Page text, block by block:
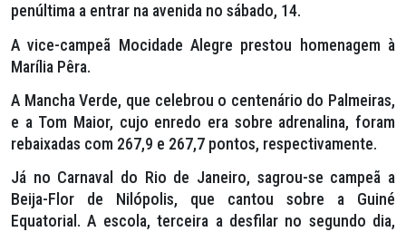
penúltima a entrar na avenida no sábado, 14.
A vice-campeã Mocidade Alegre prestou homenagem à
Marília Pêra.
A Mancha Verde, que celebrou o centenário do Palmeiras,
e a Tom Maior, cujo enredo era sobre adrenalina, foram
rebaixadas com 267,9 e 267,7 pontos, respectivamente.
Já no Carnaval do Rio de Janeiro, sagrou-se campeã a
Beija-Flor de Nilópolis, que cantou sobre a Guiné
Equatorial. A escola, terceira a desfilar no segundo dia,